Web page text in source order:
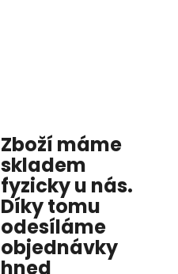
Zboží máme
skladem
fyzicky u nás.
Díky tomu
odesíláme
objednávky
hned